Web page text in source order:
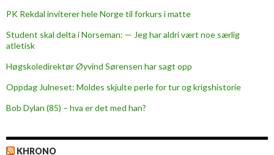
PK Rekdal inviterer hele Norge til forkurs i matte
Student skal delta i Norseman: — Jeg har aldri vært noe særlig
atletisk
Høgskoledirektør Øyvind Sørensen har sagt opp
Oppdag Julneset: Moldes skjulte perle for tur og krigshistorie
Bob Dylan (85) – hva er det med han?
KHRONO